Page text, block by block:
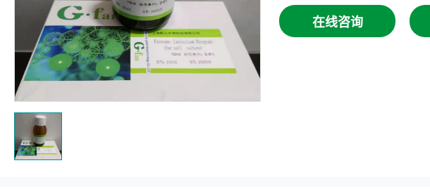
在线咨询